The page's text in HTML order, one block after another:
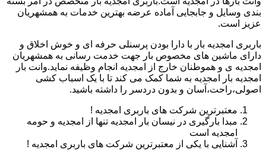
بندی وسایل و جابجایی آماده عرضه بهترین خدمات به همشهریان
عزیز است.
باربری امجدیه بار با دارا بودن پرسنلی حرفه ای و خوش اخلاق و
دارای ماشین های مخصوص بار جهت خدمت رسانی به همشهریان
امجدیه ی و هموطنان خارج از امجدیه انجام وظیفه نماید.وانت بار
امجدیه بار امجدیه به شما کمک می کند تا با یک اسباب کشی
اصولی،راحت،آسان و بدون دردسر را داشته باشید.
معتبرترین شرکت های باربری امجدیه !
مبدا بارگیری در نیسان بار امجدیه تنها از امجدیه و حومه
امجدیه است
آشنایی با یکی از معتبرترین شرکت های باربری امجدیه !